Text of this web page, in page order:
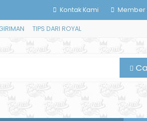
Kontak Kami Member
TIPS DARI ROYAL